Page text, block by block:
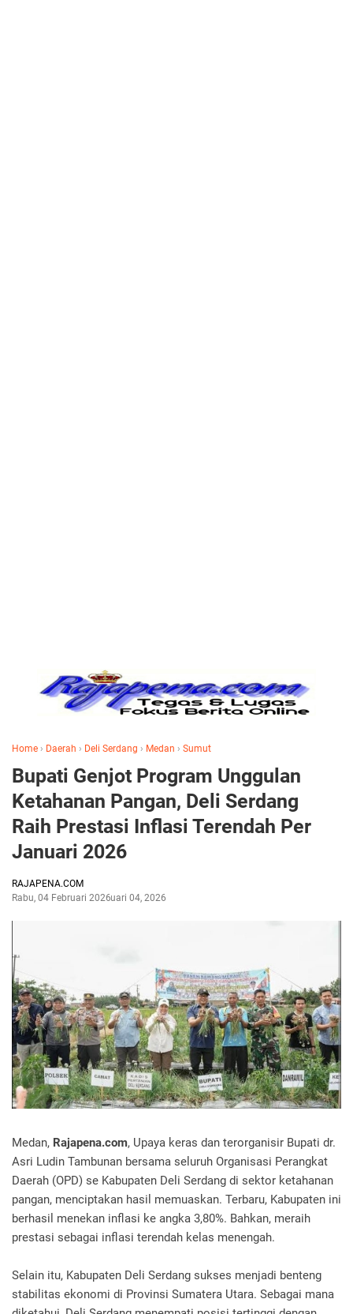
Home › Daerah › Deli Serdang › Medan › Sumut
Bupati Genjot Program Unggulan
Ketahanan Pangan, Deli Serdang
Raih Prestasi Inflasi Terendah Per
Januari 2026
RAJAPENA.COM
Rabu, 04 Februari 2026Februari 04, 2026
Medan, Rajapena.com, Upaya keras dan terorganisir Bupati dr.
Asri Ludin Tambunan bersama seluruh Organisasi Perangkat
Daerah (OPD) se Kabupaten Deli Serdang di sektor ketahanan
pangan, menciptakan hasil memuaskan. Terbaru, Kabupaten ini
berhasil menekan inflasi ke angka 3,80%. Bahkan, meraih
prestasi sebagai inflasi terendah kelas menengah.
Selain itu, Kabupaten Deli Serdang sukses menjadi benteng
stabilitas ekonomi di Provinsi Sumatera Utara. Sebagai mana